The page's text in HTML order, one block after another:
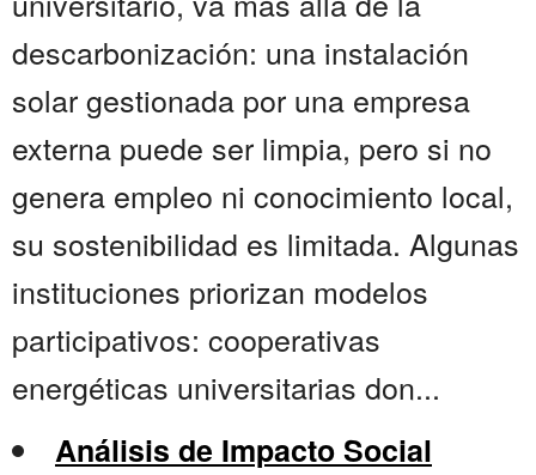
descarbonización: una instalación
solar gestionada por una empresa
externa puede ser limpia, pero si no
genera empleo ni conocimiento local,
su sostenibilidad es limitada. Algunas
instituciones priorizan modelos
participativos: cooperativas
energéticas universitarias don...
Análisis de Impacto Social